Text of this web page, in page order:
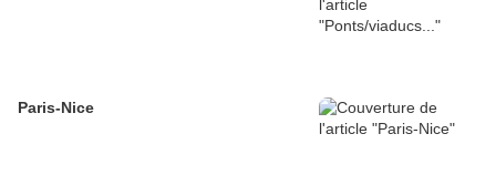
Paris-Nice